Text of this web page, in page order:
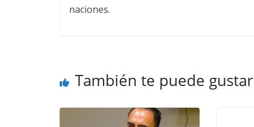
naciones.
También te puede gustar